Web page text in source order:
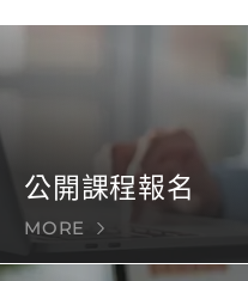
公開課程報名
MORE